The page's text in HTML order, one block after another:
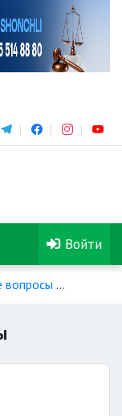
Войти
вопросы